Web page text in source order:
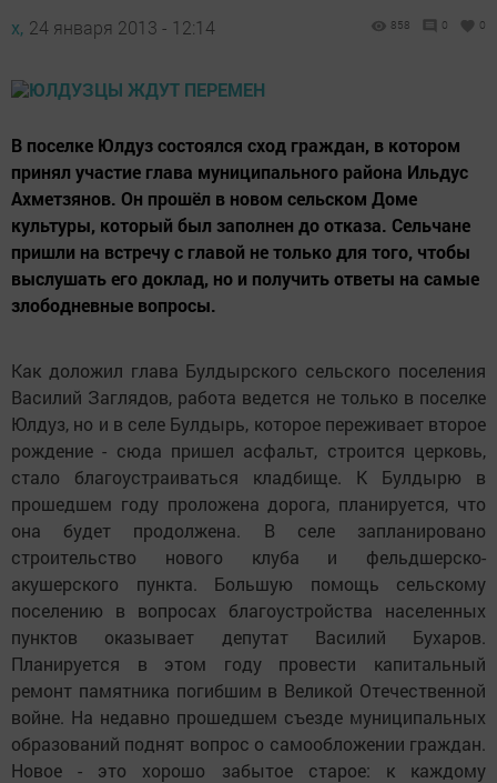
х, 24 января 2013 - 12:14 858 0 0
В поселке Юлдуз состоялся сход граждан, в котором
принял участие глава муниципального района Ильдус
Ахметзянов. Он прошёл в новом сельском Доме
культуры, который был заполнен до отказа. Сельчане
пришли на встречу с главой не только для того, чтобы
выслушать его доклад, но и получить ответы на самые
злободневные вопросы.
Как доложил глава Булдырского сельского поселения
Василий Заглядов, работа ведется не только в поселке
Юлдуз, но и в селе Булдырь, которое переживает второе
рождение - сюда пришел асфальт, строится церковь,
стало благоустраиваться кладбище. К Булдырю в
прошедшем году проложена дорога, планируется, что
она будет продолжена. В селе запланировано
строительство нового клуба и фельдшерско-
акушерского пункта. Большую помощь сельскому
поселению в вопросах благоустройства населенных
пунктов оказывает депутат Василий Бухаров.
Планируется в этом году провести капитальный
ремонт памятника погибшим в Великой Отечественной
войне. На недавно прошедшем съезде муниципальных
образований поднят вопрос о самообложении граждан.
Новое - это хорошо забытое старое: к каждому